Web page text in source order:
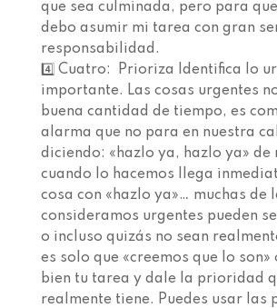
que sea culminada, pero para
debo asumir mi tarea con gran
responsabilidad.⁣⁣⁣⁣⁣⁣⁣⁣⁣ ⁣⁣⁣⁣⁣⁣⁣⁣⁣
4️⃣ Cuatro: ⁣⁣⁣⁣⁣⁣⁣⁣⁣ Prioriza⁣⁣⁣⁣⁣⁣⁣⁣ Identifica lo
importante.⁣⁣⁣⁣⁣⁣⁣⁣ Las cosas urgentes
buena cantidad de tiempo, es
alarma que no para en nuestra
diciendo: «hazlo ya, hazlo ya» de
cuando lo hacemos llega
cosa con «hazlo ya»… muchas de
consideramos urgentes pueden
o incluso quizás no sean
es solo que «creemos que lo son»
bien tu tarea y dale la prioridad
realmente tiene. Puedes usar las